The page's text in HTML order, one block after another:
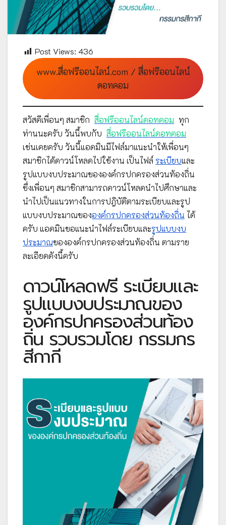
Post Views: 436
www.สื่อฟรีออนไลน์.com / สื่อฟรีออนไลน์
ดอทคอม
สวัสดีเพื่อนๆ สมาชิก สื่อฟรีออนไลน์ดอทคอม ทุก
ท่านนะครับ วันนี้พบกับ สื่อฟรีออนไลน์ดอทคอม
เช่นเคยครับ วันนี้แอดมินมีไฟล์มาแนะนำให้เพื่อนๆ
สมาชิกได้ดาวน์โหลดไปใช้งาน เป็นไฟล์ ระเบียบและ
รูปแบบงบประมาณขององค์กรปกครองส่วนท้องถิ่น
ซึ่งเพื่อนๆ สมาชิกสามารถดาวน์โหลดนำไปศึกษาและ
นำไปเป็นแนวทางในการปฎิบัติตามระเบียบและรูป
แบบงบประมาณขององค์กรปกครองส่วนท้องถิ่น ได้
ครับ แอดมินขอแนะนำไฟล์ระเบียบและรูปแบบงบ
ประมาณขององค์กรปกครองส่วนท้องถิ่น ตามราย
ละเอียดดังนี้ครับ
ดาวน์โหลดฟรี ระเบียบและ
รูปแบบงบประมาณของ
องค์กรปกครองส่วนท้อง
ถิ่น รวบรวมโดย กรรมกร
สีกากี